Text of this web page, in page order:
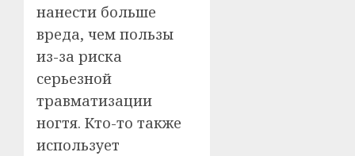
нанести больше
вреда, чем пользы
из-за риска
серьезной
травматизации
ногтя. Кто-то также
использует